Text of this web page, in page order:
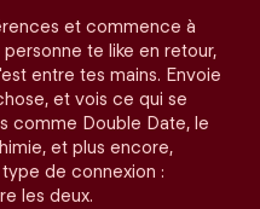
et commence à
personne te like en retour,
entre tes mains. Envoie
et vois ce qui se
comme Double Date, le
et plus encore,
de connexion :
les deux.